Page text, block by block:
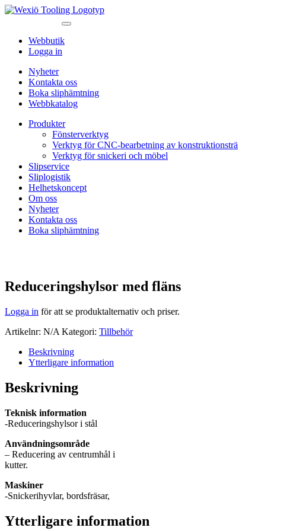
Webbutik
Logga in
Nyheter
Kontakta oss
Boka sliphämtning
Webbkatalog
Produkter
Fönsterverktyg
Verktyg för CNC-bearbetning av konstruktionsträ
Verktyg för snickeri och möbel
Slipservice
Sliplogistik
Helhetskoncept
Om oss
Nyheter
Kontakta oss
Boka sliphämtning
Reduceringshylsor med fläns
Logga in för att se produktalternativ och priser.
Artikelnr: N/A Kategori: Tillbehör
Beskrivning
Ytterligare information
Beskrivning
Teknisk information
-Reduceringshylsor i stål
Användningsområde
– Reducering av centrumhål i
kutter.
Maskiner
-Snickerihyvlar, bordsfräsar,
Ytterligare information